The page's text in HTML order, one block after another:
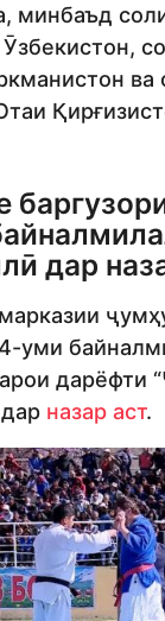
минбаъд
ва
дар
уми
дарёфти
назар аст.